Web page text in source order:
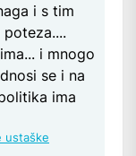
i s tim
i mnogo
se i na
ima
ustaške